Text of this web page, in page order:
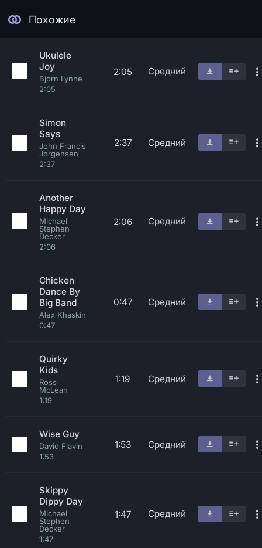
Похожие
Ukulele
Joy
Bjorn Lynne
2:05
2:05 Средний
Simon
Says
John Francis
Jorgensen
2:37
2:37 Средний
Another
Happy Day
Michael
Stephen
Decker
2:06
2:06 Средний
Chicken
Dance By
Big Band
Alex Khaskin
0:47
0:47 Средний
Quirky
Kids
Ross
McLean
1:19
1:19 Средний
Wise Guy
David Flavin
1:53
1:53 Средний
Skippy
Dippy Day
Michael
Stephen
Decker
1:47
1:47 Средний